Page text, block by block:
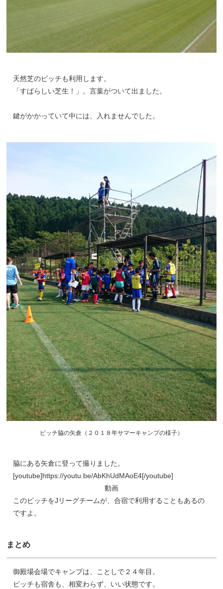
天然芝のピッチも利用します。
「すばらしい芝生！」。言葉がついて出ました。
鍵がかかっていて中には、入れませんでした。
ピッチ脇の矢倉（２０１８年サマーキャンプの様子）
脇にある矢倉に登って撮りました。
[youtube]https://youtu.be/AbKhUdMAoE4[/youtube]
動画
このピッチをJリーグチームが、合宿で利用することもあるの
ですよ。
まとめ
御殿場会場でキャンプは、ことしで２４年目。
ピッチも宿舎も、相変わらず、いい状態です。